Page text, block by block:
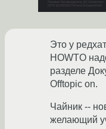
Это у
HOWTO
разделе
Offtopic on.
Чайник --
желающий